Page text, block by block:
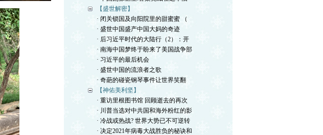
【盛世解密】
· 闭关锁国及向阳院里的甜蜜蜜 （
· 盛世中国盛产中国大妈的奇迹
· 后习近平时代的大陆行（2）：开
· 南海中国梦终于盼来了美国战争部
· 习近平的最后机会
· 盛世中国的流浪者之歌
· 奇葩的碰瓷钢琴事件让世界笑翻
【神佑美利坚】
· 重访里根图书馆 回顾逝去的再次
· 川普当选对中共国和海外粉红的影
· 冷战或热战? 世界大势已不可逆转
· 决定2021年病毒大战胜负的秘诀和